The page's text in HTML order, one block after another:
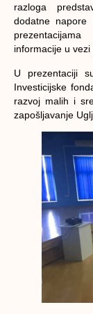
razloga
dodatne napore
informacije u
U prezentaciji
Investicijske
razvoj malih i
zapošljavanje